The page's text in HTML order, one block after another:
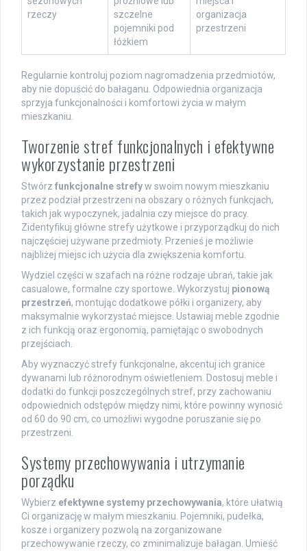
rzeczy
szczelne
pojemniki pod
łóżkiem
organizacja
przestrzeni
Regularnie kontroluj poziom nagromadzenia przedmiotów,
aby nie dopuścić do bałaganu. Odpowiednia organizacja
sprzyja funkcjonalności i komfortowi życia w małym
mieszkaniu.
Tworzenie stref funkcjonalnych i efektywne
wykorzystanie przestrzeni
Stwórz funkcjonalne strefyw swoim nowym mieszkaniu
przez podział przestrzeni na obszary o różnych funkcjach,
takich jak wypoczynek, jadalnia czy miejsce do pracy.
Zidentyfikuj główne strefy użytkowe i przyporządkuj do nich
najczęściej używane przedmioty. Przenieś je możliwie
najbliżej miejsc ich użycia dla zwiększenia komfortu.
Wydziel części w szafach na różne rodzaje ubrań, takie jak
casualowe, formalne czy sportowe. Wykorzystuj pionową
przestrzeń, montując dodatkowe półki i organizery, aby
maksymalnie wykorzystać miejsce. Ustawiaj meble zgodnie
z ich funkcją oraz ergonomią, pamiętając o swobodnych
przejściach.
Aby wyznaczyć strefy funkcjonalne, akcentuj ich granice
dywanami lub różnorodnym oświetleniem. Dostosuj meble i
dodatki do funkcji poszczególnych stref, przy zachowaniu
odpowiednich odstępów między nimi, które powinny wynosić
od 60 do 90 cm, co umożliwi wygodne poruszanie się po
przestrzeni.
Systemy przechowywania i utrzymanie
porządku
Wybierz efektywne systemy przechowywania, które ułatwią
Ci organizację w małym mieszkaniu. Pojemniki, pudełka,
kosze i organizery pozwolą na zorganizowane
przechowywanie rzeczy, co zminimalizuje bałagan. Umieść